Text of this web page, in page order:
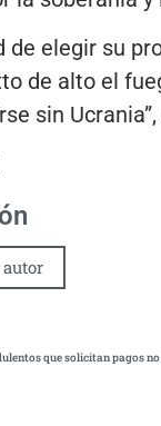
de elegir su
de alto el
sin
autor
que solicitan pagos